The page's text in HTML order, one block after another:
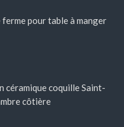
ferme pour table à manger
céramique coquille Saint-
côtière